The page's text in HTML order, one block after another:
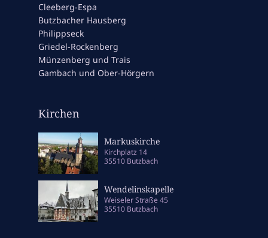
Cleeberg-Espa
Butzbacher Hausberg
Philippseck
Griedel-Rockenberg
Münzenberg und Trais
Gambach und Ober-Hörgern
Kirchen
Markuskirche
Kirchplatz 14
35510 Butzbach
Wendelinskapelle
Weiseler Straße 45
35510 Butzbach